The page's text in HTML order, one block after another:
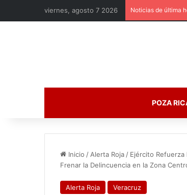
viernes, agosto 7 2026 Noticias de última
POZA
Inicio / Alerta Roja / Ejército
Frenar la Delincuencia en la Zona
Alerta Roja Veracruz